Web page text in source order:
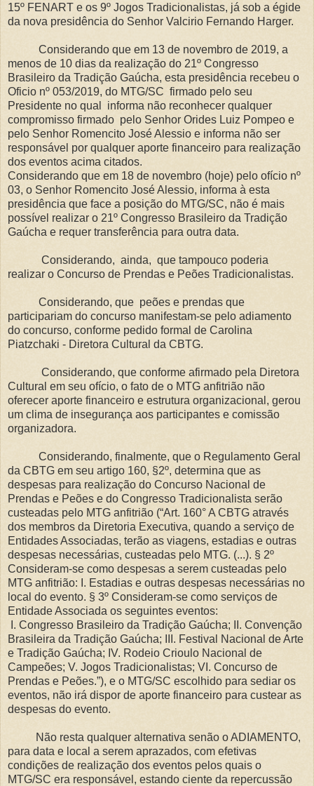
15º FENART e os 9º Jogos Tradicionalistas, já sob a égide
da nova presidência do Senhor Valcirio Fernando Harger.
Considerando que em 13 de novembro de 2019, a
menos de 10 dias da realização do 21º Congresso
Brasileiro da Tradição Gaúcha, esta presidência recebeu o
Oficio nº 053/2019, do MTG/SC firmado pelo seu
Presidente no qual informa não reconhecer qualquer
compromisso firmado pelo Senhor Orides Luiz Pompeo e
pelo Senhor Romencito José Alessio e informa não ser
responsável por qualquer aporte financeiro para realização
dos eventos acima citados.
Considerando que em 18 de novembro (hoje) pelo ofício nº
03, o Senhor Romencito José Alessio, informa à esta
presidência que face a posição do MTG/SC, não é mais
possível realizar o 21º Congresso Brasileiro da Tradição
Gaúcha e requer transferência para outra data.
Considerando, ainda, que tampouco poderia
realizar o Concurso de Prendas e Peões Tradicionalistas.
Considerando, que peões e prendas que
participariam do concurso manifestam-se pelo adiamento
do concurso, conforme pedido formal de Carolina
Piatzchaki - Diretora Cultural da CBTG.
Considerando, que conforme afirmado pela Diretora
Cultural em seu ofício, o fato de o MTG anfitrião não
oferecer aporte financeiro e estrutura organizacional, gerou
um clima de insegurança aos participantes e comissão
organizadora.
Considerando, finalmente, que o Regulamento Geral
da CBTG em seu artigo 160, §2º, determina que as
despesas para realização do Concurso Nacional de
Prendas e Peões e do Congresso Tradicionalista serão
custeadas pelo MTG anfitrião (“Art. 160° A CBTG através
dos membros da Diretoria Executiva, quando a serviço de
Entidades Associadas, terão as viagens, estadias e outras
despesas necessárias, custeadas pelo MTG. (...). § 2º
Consideram-se como despesas a serem custeadas pelo
MTG anfitrião: I. Estadias e outras despesas necessárias no
local do evento. § 3º Consideram-se como serviços de
Entidade Associada os seguintes eventos:
I. Congresso Brasileiro da Tradição Gaúcha; II. Convenção
Brasileira da Tradição Gaúcha; III. Festival Nacional de Arte
e Tradição Gaúcha; IV. Rodeio Crioulo Nacional de
Campeões; V. Jogos Tradicionalistas; VI. Concurso de
Prendas e Peões.”), e o MTG/SC escolhido para sediar os
eventos, não irá dispor de aporte financeiro para custear as
despesas do evento.
Não resta qualquer alternativa senão o ADIAMENTO,
para data e local a serem aprazados, com efetivas
condições de realização dos eventos pelos quais o
MTG/SC era responsável, estando ciente da repercussão